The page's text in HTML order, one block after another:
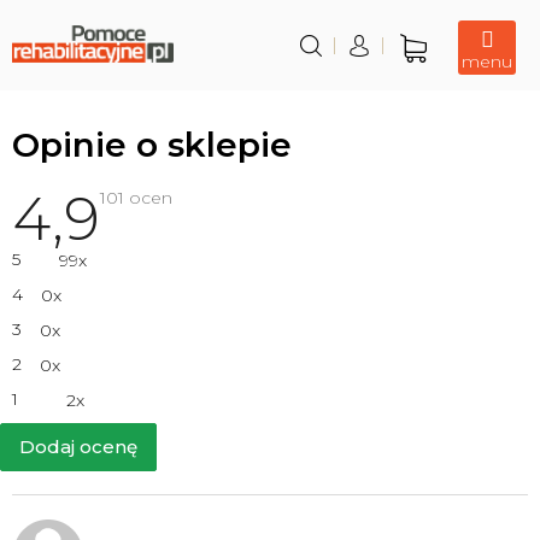
treści
Koszyk
Opinie o sklepie
4,9Średnia
101 ocen
5
99x
4
0x
3
0x
2
0x
1
2x
Dodaj ocenę
L